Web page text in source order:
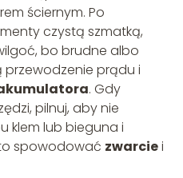
ściernym. Po
czystą szmatką,
bo brudne albo
prądu i
. Gdy
pilnuj, aby nie
klem lub bieguna i
spowodować zwarciei